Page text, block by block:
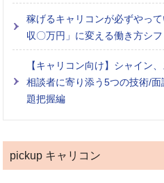
稼げるキャリコンが必ずやっ
収〇万円」に変える働き方シ
【キャリコン向け】シャイン
相談者に寄り添う5つの技術/
題把握編
pickup キャリコン